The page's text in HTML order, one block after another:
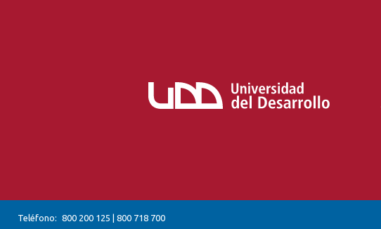
Teléfono: 800 200 125 | 800 718 700